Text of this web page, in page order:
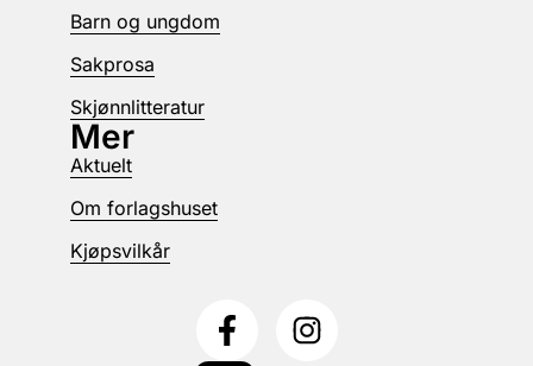
Barn og ungdom
Sakprosa
Skjønnlitteratur
Mer
Aktuelt
Om forlagshuset
Kjøpsvilkår